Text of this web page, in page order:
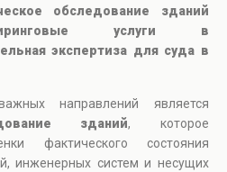
обследование зданий
услуги в
экспертиза для суда в
направлений является
зданий, которое
фактического состояния
инженерных систем и несущих